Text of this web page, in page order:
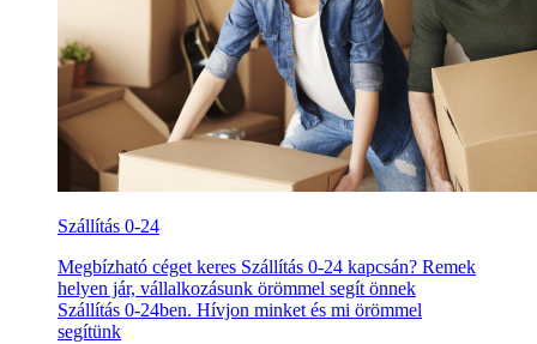
Szállítás 0-24
Megbízható céget keres Szállítás 0-24 kapcsán? Remek
helyen jár, vállalkozásunk örömmel segít önnek
Szállítás 0-24ben. Hívjon minket és mi örömmel
segítünk